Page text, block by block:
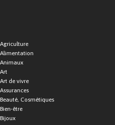
Agriculture
Alimentation
Animaux
Art
Art de vivre
Assurances
Beauté, Cosmétiques
Bien-être
Bijoux